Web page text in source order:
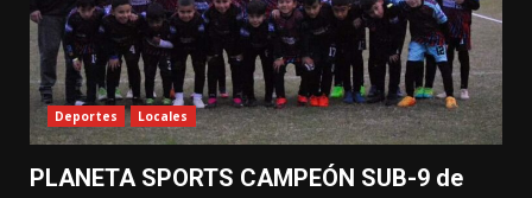
Deportes Locales
PLANETA SPORTS CAMPEÓN SUB-9 de